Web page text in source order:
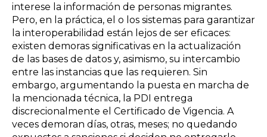
interese la información de personas migrantes.
Pero, en la práctica, el o los sistemas para garantizar
la interoperabilidad están lejos de ser eficaces:
existen demoras significativas en la actualización
de las bases de datos y, asimismo, su intercambio
entre las instancias que las requieren. Sin
embargo, argumentando la puesta en marcha de
la mencionada técnica, la PDI entrega
discrecionalmente el Certificado de Vigencia. A
veces demoran días, otras, meses; no quedando